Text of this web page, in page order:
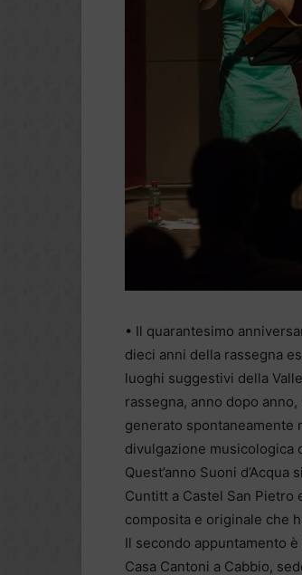
• Il quarantesimo
dieci anni della rassegna
luoghi suggestivi della
rassegna, anno dopo
generato
divulgazione musicologica
Quest’anno Suoni
Cuntitt a Castel San Pietro
composita e originale che
Il secondo appuntamento
Casa Cantoni a Cabbio,